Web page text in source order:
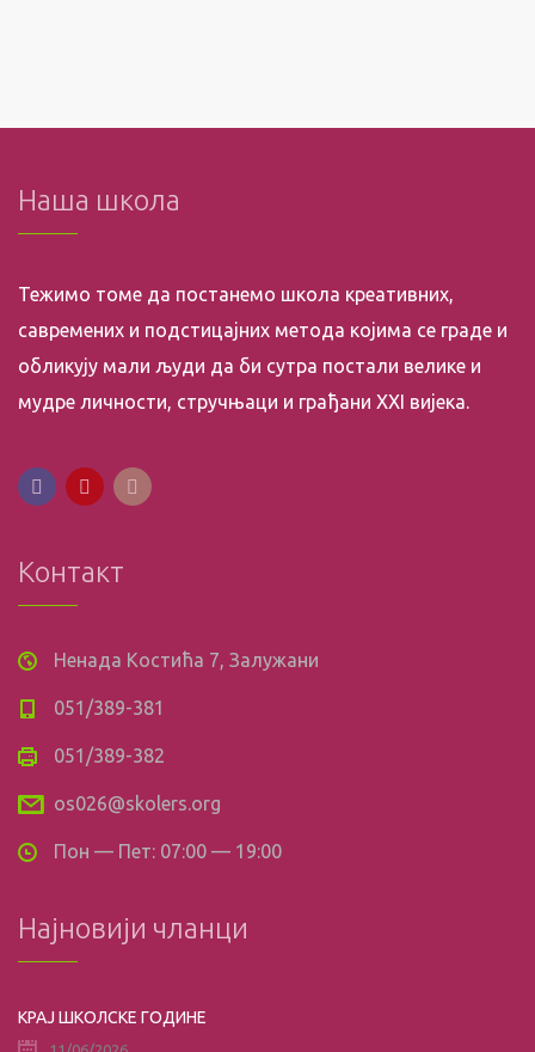
Наша школа
Тежимо томе да постанемо школа креативних,
савремених и подстицајних метода којима се граде и
обликују мали људи да би сутра постали велике и
мудре личности, стручњаци и грађани XXI вијека.
Контакт
Ненада Костића 7, Залужани
051/389-381
051/389-382
os026@skolers.org
Пон — Пет: 07:00 — 19:00
Најновији чланци
КРАЈ ШКОЛСКЕ ГОДИНЕ